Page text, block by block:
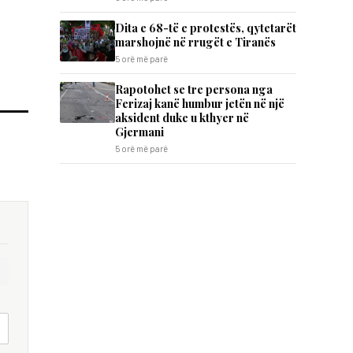
Dita e 68-të e protestës, qytetarët
marshojnë në rrugët e Tiranës
5 orë më parë
Rapotohet se tre persona nga
Ferizaj kanë humbur jetën në një
aksident duke u kthyer në
Gjermani
5 orë më parë